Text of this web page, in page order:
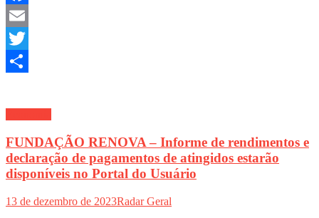
Facebook
Email
Twitter
FUNDAÇÃO RENOVA – Informe de rendimentos e
declaração de pagamentos de atingidos estarão
disponíveis no Portal do Usuário
13 de dezembro de 2023Radar Geral